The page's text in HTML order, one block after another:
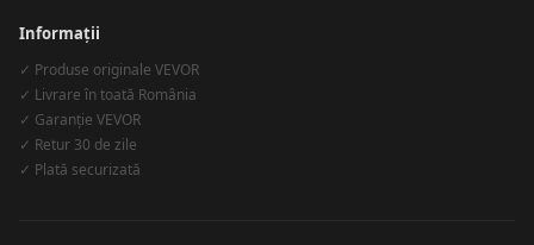
Informații
✓ Produse originale VEVOR
✓ Livrare în toată România
✓ Garanție VEVOR
✓ Retur 30 de zile
✓ Plată securizată